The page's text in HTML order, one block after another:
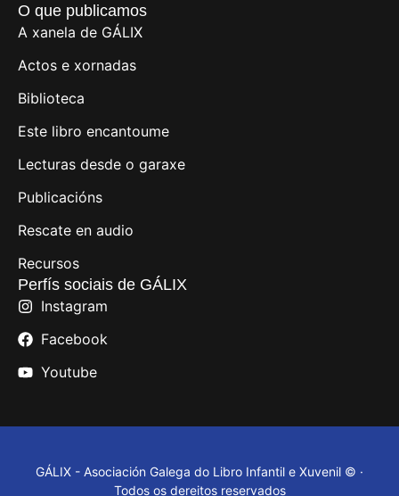
O que publicamos
A xanela de GÁLIX
Actos e xornadas
Biblioteca
Este libro encantoume
Lecturas desde o garaxe
Publicacións
Rescate en audio
Recursos
Perfís sociais de GÁLIX
Instagram
Facebook
Youtube
GÁLIX - Asociación Galega do Libro Infantil e Xuvenil © ·
Todos os dereitos reservados